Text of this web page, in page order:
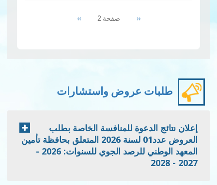
أعلى من المعدلات العادية بـPrevious
‹‹ صفحة 2 Next
››
طلبات عروض واستشارات
إعلان نتائج الدعوة للمنافسة الخاصة بطلب
العروض عدد01 لسنة 2026 المتعلق بحافظة تأمين
المعهد الوطني للرصد الجوي للسنوات: 2026 -
2027 - 2028